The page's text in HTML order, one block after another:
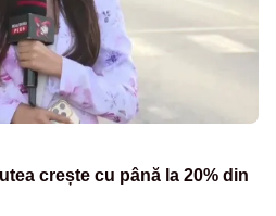
crește cu până la 20% din